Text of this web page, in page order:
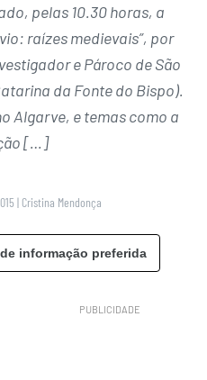
pelas 10.30 horas, a
raízes medievais”, por
e Pároco de São
da Fonte do Bispo).
Algarve, e temas como a
[…]
| Cristina Mendonça
informação preferida